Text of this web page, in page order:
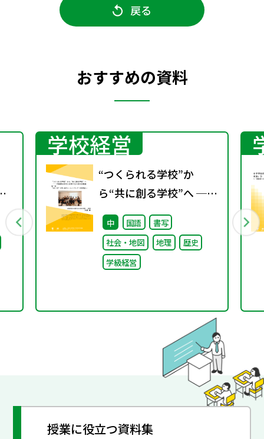
戻る
おすすめの資料
学校経営
“つくられる学校”か
ら“共に創る学校”へ ──
不確実な時代に応答する
小津中の実践 第一回 “当
たり前”を問い直すルー
ルメイキング（校則見直
中 国語
書写
社会・地図
地理
歴史
学級経営
授業に役立つ資料集